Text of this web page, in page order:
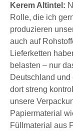
Kerem Altintel:
Rolle, die ich
produzieren
auch auf
Lieferketten
belasten – nur
Deutschland
dort streng
unsere
Papiermaterial
Füllmaterial aus